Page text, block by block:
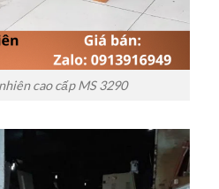
cao cấp MS 3290